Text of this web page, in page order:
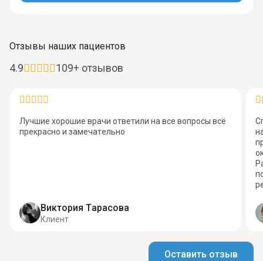
Отзывы наших пациентов
4.9 109+ отзывов
Лучшие хорошие врачи ответили на все вопросы всё
прекрасно и замечательно
Виктория Тарасова
Клиент
Оставить отзыв